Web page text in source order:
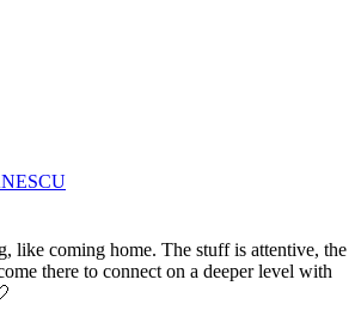
like coming home. The stuff is attentive, the
there to connect on a deeper level with